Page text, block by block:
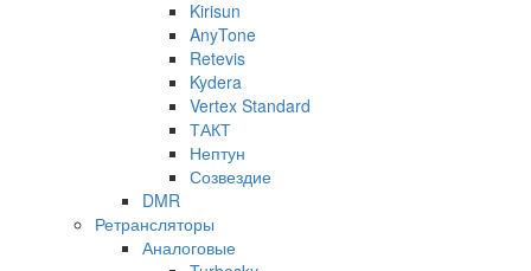
Kirisun
AnyTone
Retevis
Kydera
Vertex Standard
ТАКТ
Нептун
Созвездие
DMR
Ретрансляторы
Аналоговые